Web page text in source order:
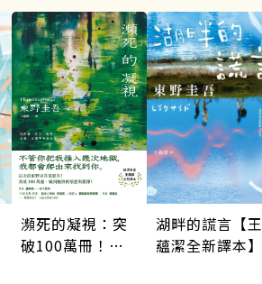
瀕死的凝視：突
破100萬冊！這
湖畔的謊言【王
蘊潔全新譯本】